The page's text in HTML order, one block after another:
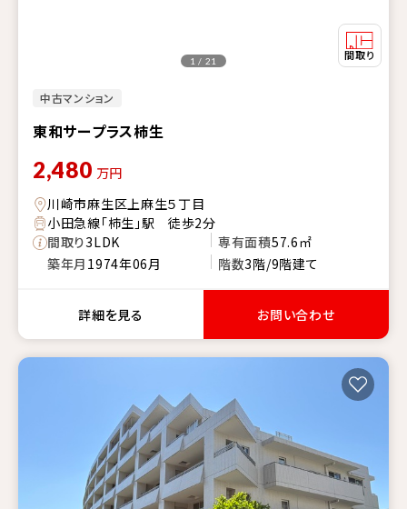
中古マンション
東和サープラス柿生
1 / 21
2,480 万円
川崎市麻生区上麻生５丁目
小田急線「柿生」駅 徒歩2分
間取り3LDK 専有面積57.6㎡
築年月 1974年06月 階数3階/9階建て
詳細を見る お問い合わせ